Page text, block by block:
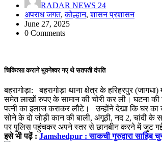
RADAR NEWS 24
अपराध जगत,कोल्हान,शासन प्रशासन
June 27, 2025
0 Comments
चिकित्सा कराने भुवनेश्वर गए थे सतपती दंपति
बहरागोड़ा: बहरागोड़ा थाना क्षेत्र के हरिहरपुर
समेत लाखों रुपए के सामान की चोरी कर ली। घटना
पत्नी का इलाज कराकर लौटे। उन्होंने देखा कि घर का
सोने के दो जोड़ी कान की बाली, अंगूठी, नद 2, चांदी
पर पुलिस पहुंचकर अपने स्तर से छानबीन करने में जुट
इसे भी पढ़ें : Jamshedpur : साकची गुरुद्वारा साहिब